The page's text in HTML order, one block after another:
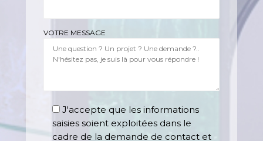
VOTRE MESSAGE
J'accepte que les informations
saisies soient exploitées dans le
cadre de la demande de contact et